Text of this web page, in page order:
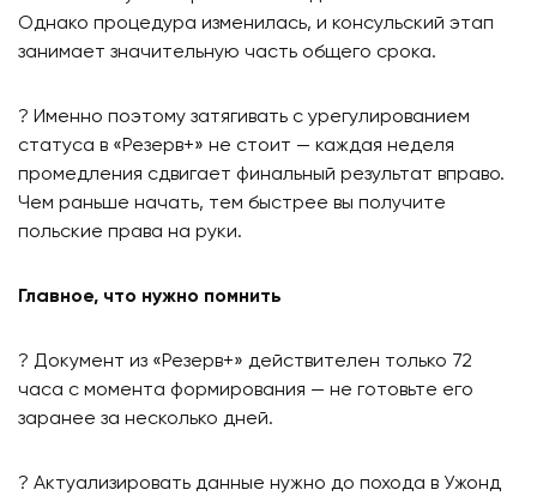
Однако процедура изменилась, и консульский этап
занимает значительную часть общего срока.
? Именно поэтому затягивать с урегулированием
статуса в «Резерв+» не стоит — каждая неделя
промедления сдвигает финальный результат вправо.
Чем раньше начать, тем быстрее вы получите
польские права на руки.
Главное, что нужно помнить
? Документ из «Резерв+» действителен только 72
часа с момента формирования — не готовьте его
заранее за несколько дней.
? Актуализировать данные нужно до похода в Ужонд